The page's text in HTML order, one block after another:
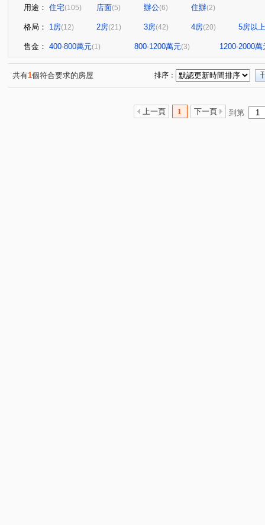
用途： 住宅(105) 店面(5) 辦公(6) 住辦(2)
格局： 1房(12) 2房(21) 3房(42) 4房(20) 5房以上
售金： 400-800萬元(1) 800-1200萬元(3) 1200-2000萬
共有1個符合要求的房屋 排序：
上一頁 1 下一頁 到第